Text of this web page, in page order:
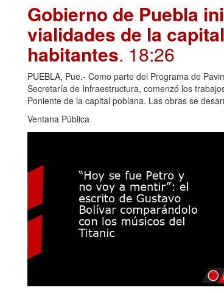
Gobierno de Puebla
vialidades de la
habitantes. 18:26
PUEBLA, Pue.- Como parte del Programa de
Secretaría de Infraestructura, comenzó los
Poniente de la capital poblana. Las obras se
Ventana Pública